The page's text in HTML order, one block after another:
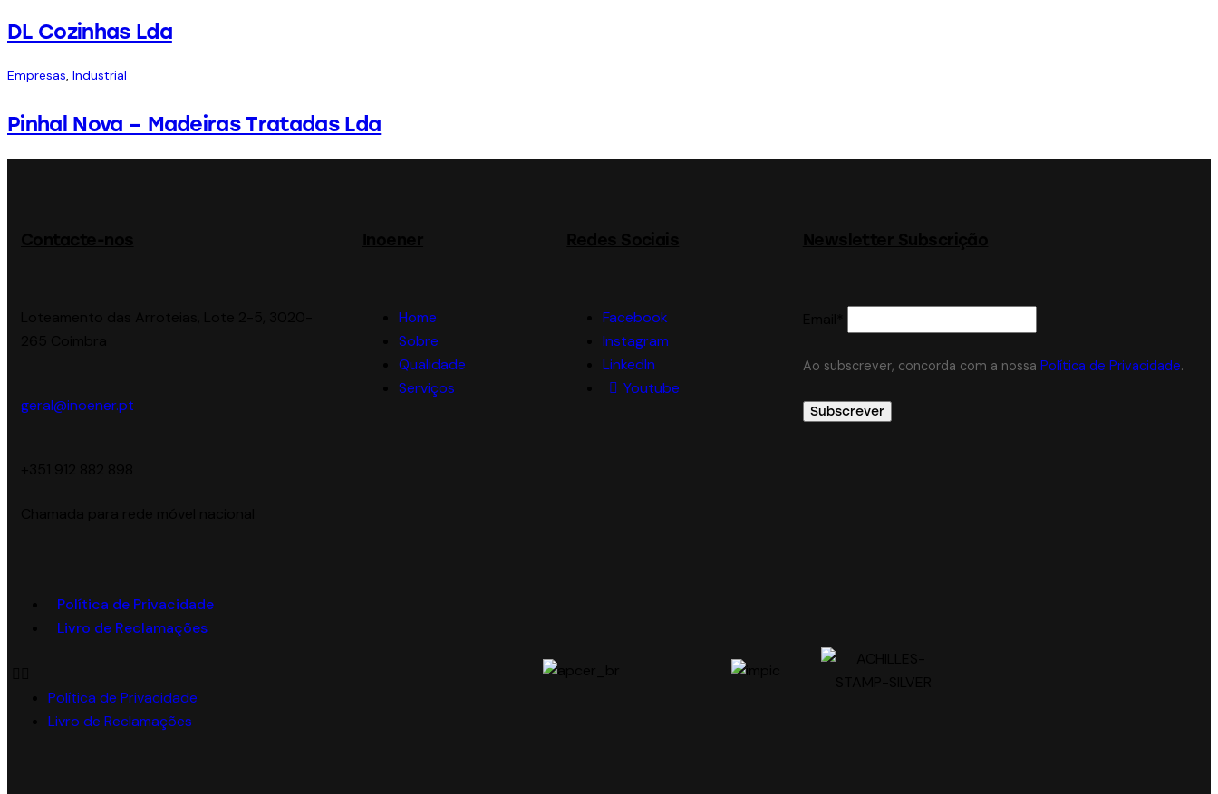
DL Cozinhas Lda
Empresas, Industrial
Pinhal Nova – Madeiras Tratadas Lda
geral@inoener.pt
Home
Sobre
Qualidade
Serviços
Facebook
Instagram
LinkedIn
Youtube
Ao subscrever, concorda com a nossa Política de Privacidade.
Política de Privacidade
Livro de Reclamações
Política de Privacidade
Livro de Reclamações